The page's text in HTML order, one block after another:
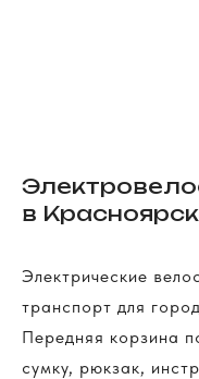
в
Электрические
транспорт для
Передняя корзина
сумку, рюкзак,